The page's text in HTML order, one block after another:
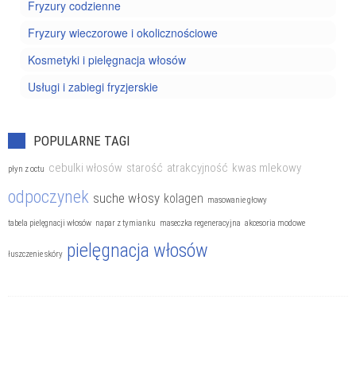
Fryzury codzienne
Fryzury wieczorowe i okolicznościowe
Kosmetyki i pielęgnacja włosów
Usługi i zabiegi fryzjerskie
POPULARNE TAGI
płyn z octu cebulki włosów starość atrakcyjność kwas mlekowy
odpoczynek suche włosy kolagen masowanie głowy
tabela pielęgnacji włosów napar z tymianku maseczka regeneracyjna akcesoria modowe
łuszczenie skóry pielęgnacja włosów